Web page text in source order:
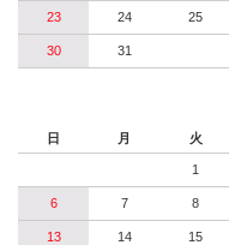
23 24 25
30 31
日 月 火
1
6 7 8
13 14 15